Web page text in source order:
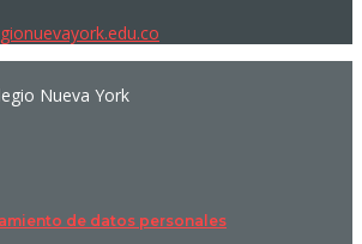
Nueva York
de datos personales